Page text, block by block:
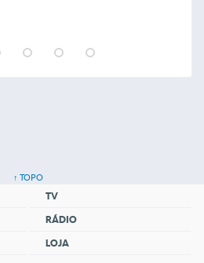
↑ TOPO
TV
RÁDIO
LOJA